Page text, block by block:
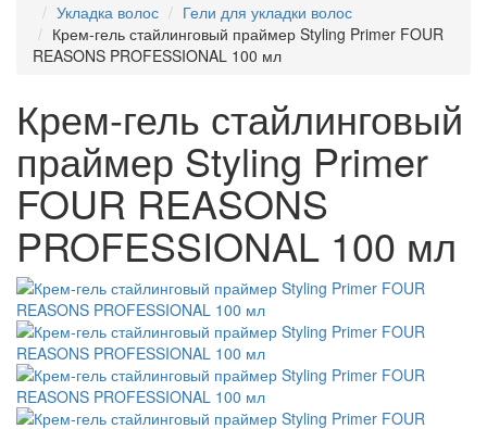
Укладка волос
Гели для укладки волос
Крем-гель стайлинговый праймер Styling Primer FOUR
REASONS PROFESSIONAL 100 мл
Крем-гель стайлинговый
праймер Styling Primer
FOUR REASONS
PROFESSIONAL 100 мл